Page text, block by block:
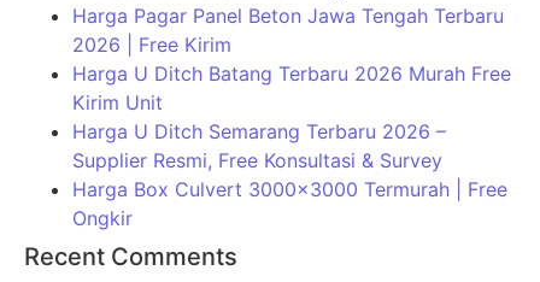
Harga Pagar Panel Beton Jawa Tengah Terbaru
2026 | Free Kirim
Harga U Ditch Batang Terbaru 2026 Murah Free
Kirim Unit
Harga U Ditch Semarang Terbaru 2026 –
Supplier Resmi, Free Konsultasi & Survey
Harga Box Culvert 3000×3000 Termurah | Free
Ongkir
Recent Comments